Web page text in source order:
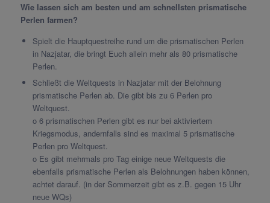
Wie lassen sich am besten und am schnellsten prismatische
Perlen farmen?
Spielt die Hauptquestreihe rund um die prismatischen Perlen
in Nazjatar, die bringt Euch allein mehr als 80 prismatische
Perlen.
Schließt die Weltquests in Nazjatar mit der Belohnung
prismatische Perlen ab. Die gibt bis zu 6 Perlen pro
Weltquest.
o 6 prismatischen Perlen gibt es nur bei aktiviertem
Kriegsmodus, andernfalls sind es maximal 5 prismatische
Perlen pro Weltquest.
o Es gibt mehrmals pro Tag einige neue Weltquests die
ebenfalls prismatische Perlen als Belohnungen haben können,
achtet darauf. (in der Sommerzeit gibt es z.B. gegen 15 Uhr
neue WQs)